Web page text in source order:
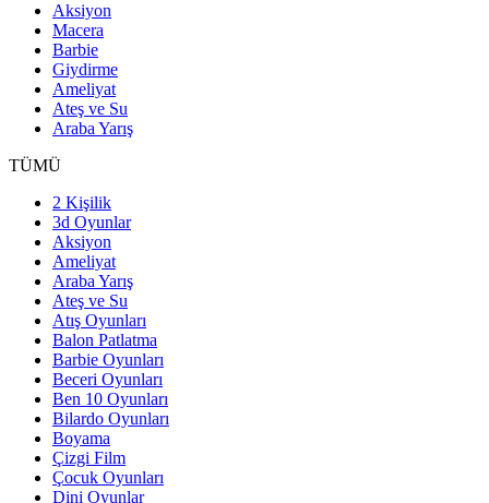
Aksiyon
Macera
Barbie
Giydirme
Ameliyat
Ateş ve Su
Araba Yarış
TÜMÜ
2 Kişilik
3d Oyunlar
Aksiyon
Ameliyat
Araba Yarış
Ateş ve Su
Atış Oyunları
Balon Patlatma
Barbie Oyunları
Beceri Oyunları
Ben 10 Oyunları
Bilardo Oyunları
Boyama
Çizgi Film
Çocuk Oyunları
Dini Oyunlar